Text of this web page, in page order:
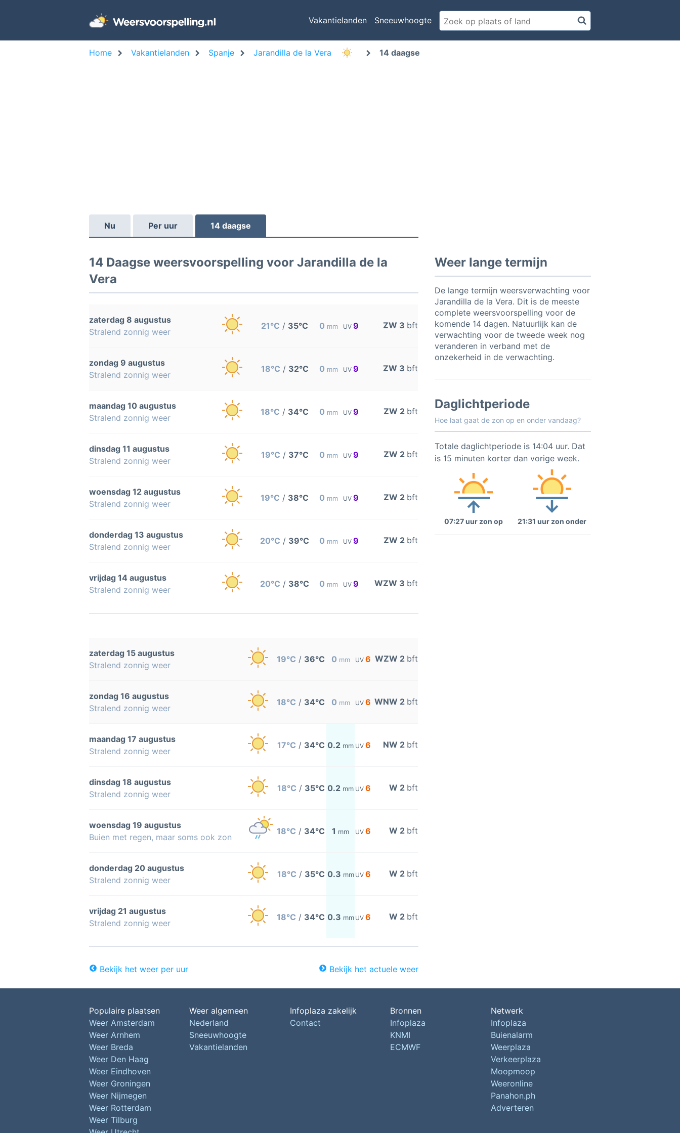
Vakantielanden Sneeuwhoogte
Home Vakantielanden Spanje Jarandilla de la Vera 14 daagse
Nu Per uur 14 daagse
14 Daagse weersvoorspelling voor Jarandilla de la
Vera
zaterdag 8 augustus
Stralend zonnig weer
21°C / 35°C 0 mm UV 9 ZW 3 bft
zondag 9 augustus
Stralend zonnig weer
18°C / 32°C 0 mm UV 9 ZW 3 bft
maandag 10 augustus
Stralend zonnig weer
18°C / 34°C 0 mm UV 9 ZW 2 bft
dinsdag 11 augustus
Stralend zonnig weer
19°C / 37°C 0 mm UV 9 ZW 2 bft
woensdag 12 augustus
Stralend zonnig weer
19°C / 38°C 0 mm UV 9 ZW 2 bft
donderdag 13 augustus
Stralend zonnig weer
20°C / 39°C 0 mm UV 9 ZW 2 bft
vrijdag 14 augustus
Stralend zonnig weer
20°C / 38°C 0 mm UV 9 WZW 3 bft
zaterdag 15 augustus
Stralend zonnig weer
19°C / 36°C 0 mm UV 6 WZW 2 bft
zondag 16 augustus
Stralend zonnig weer
18°C / 34°C 0 mm UV 6 WNW 2 bft
maandag 17 augustus
Stralend zonnig weer
17°C / 34°C 0.2 mm UV 6 NW 2 bft
dinsdag 18 augustus
Stralend zonnig weer
18°C / 35°C 0.2 mm UV 6 W 2 bft
woensdag 19 augustus
Buien met regen, maar soms ook zon
18°C / 34°C 1 mm UV 6 W 2 bft
donderdag 20 augustus
Stralend zonnig weer
18°C / 35°C 0.3 mm UV 6 W 2 bft
vrijdag 21 augustus
Stralend zonnig weer
18°C / 34°C 0.3 mm UV 6 W 2 bft
Bekijk het weer per uur Bekijk het actuele weer
Weer lange termijn
De lange termijn weersverwachting voor
Jarandilla de la Vera. Dit is de meeste
complete weersvoorspelling voor de
komende 14 dagen. Natuurlijk kan de
verwachting voor de tweede week nog
veranderen in verband met de
onzekerheid in de verwachting.
Daglichtperiode
Hoe laat gaat de zon op en onder vandaag?
Totale daglichtperiode is 14:04 uur. Dat
is 15 minuten korter dan vorige week.
07:27 uur zon op 21:31 uur zon onder
Populaire plaatsen
Weer Amsterdam
Weer Arnhem
Weer Breda
Weer Den Haag
Weer Eindhoven
Weer Groningen
Weer Nijmegen
Weer Rotterdam
Weer Tilburg
Weer algemeen
Nederland
Sneeuwhoogte
Vakantielanden
Infoplaza zakelijk
Contact
Bronnen
Infoplaza
KNMI
ECMWF
Netwerk
Infoplaza
Buienalarm
Weerplaza
Verkeerplaza
Moopmoop
Weeronline
Panahon.ph
Adverteren